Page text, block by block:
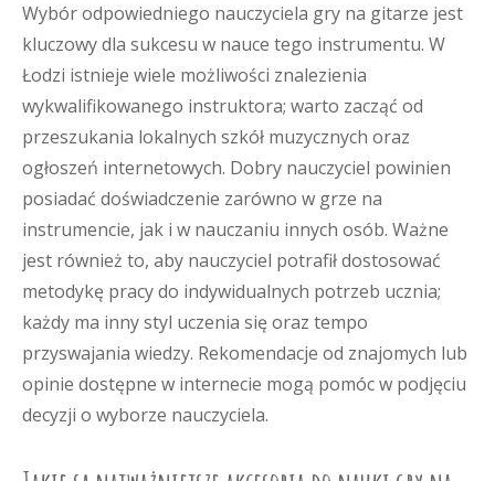
Wybór odpowiedniego nauczyciela gry na gitarze jest
kluczowy dla sukcesu w nauce tego instrumentu. W
Łodzi istnieje wiele możliwości znalezienia
wykwalifikowanego instruktora; warto zacząć od
przeszukania lokalnych szkół muzycznych oraz
ogłoszeń internetowych. Dobry nauczyciel powinien
posiadać doświadczenie zarówno w grze na
instrumencie, jak i w nauczaniu innych osób. Ważne
jest również to, aby nauczyciel potrafił dostosować
metodykę pracy do indywidualnych potrzeb ucznia;
każdy ma inny styl uczenia się oraz tempo
przyswajania wiedzy. Rekomendacje od znajomych lub
opinie dostępne w internecie mogą pomóc w podjęciu
decyzji o wyborze nauczyciela.